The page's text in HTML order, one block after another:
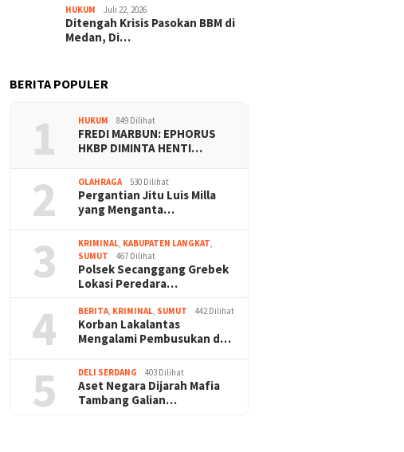
HUKUM Juli 22, 2026
Ditengah Krisis Pasokan BBM di
Medan, Di…
BERITA POPULER
1 HUKUM 849 Dilihat
FREDI MARBUN: EPHORUS
HKBP DIMINTA HENTI…
2 OLAHRAGA 530 Dilihat
Pergantian Jitu Luis Milla
yang Menganta…
3 KRIMINAL, KABUPATEN LANGKAT,
SUMUT
467 Dilihat
Polsek Secanggang Grebek
Lokasi Peredara…
4 BERITA, KRIMINAL, SUMUT 442 Dilihat
Korban Lakalantas
Mengalami Pembusukan d…
5 DELI SERDANG 403 Dilihat
Aset Negara Dijarah Mafia
Tambang Galian…